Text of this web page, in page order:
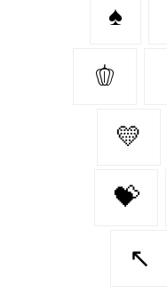
♠️
🫑
💛
💝
↖